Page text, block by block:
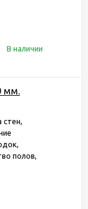
В наличии
мм.
полов,